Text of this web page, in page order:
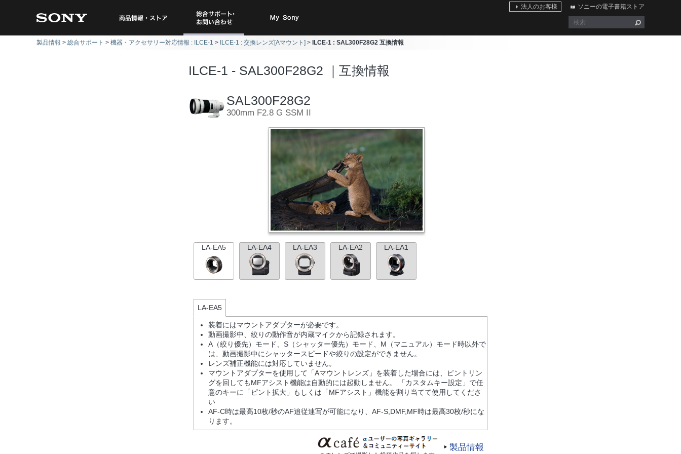
商品情報・ストア
総合サポート・お
My Sony
法人のお客様 ソニーの電子書籍ストア
製品情報 総合サポート 機器・アクセサリー対応情報 : ILCE-1 ILCE-1 : 交換レンズ[Aマウント] ILCE-1 : SAL300F28G2 互換情報
ILCE-1 - SAL300F28G2 ｜互換情報
SAL300F28G2
300mm F2.8 G SSM II
LA-EA5 LA-EA4 LA-EA3 LA-EA2 LA-EA1
LA-EA5
装着にはマウントアダプターが必要です。
動画撮影中、絞りの動作音が内蔵マイクから記録されます。
A（絞り優先）モード、S（シャッター優先）モード、M（マニュアル）モード時以外で
は、動画撮影中にシャッタースピードや絞りの設定ができません。
レンズ補正機能には対応していません。
マウントアダプターを使用して「Aマウントレンズ」を装着した場合には、ピントリン
グを回してもMFアシスト機能は自動的には起動しません。 「カスタムキー設定」で任
意のキーに「ピント拡大」もしくは「MFアシスト」機能を割り当てて使用してくださ
い
AF-C時は最高10枚/秒のAF追従連写が可能になり、AF-S,DMF,MF時は最高30枚/秒にな
ります。
製品情報